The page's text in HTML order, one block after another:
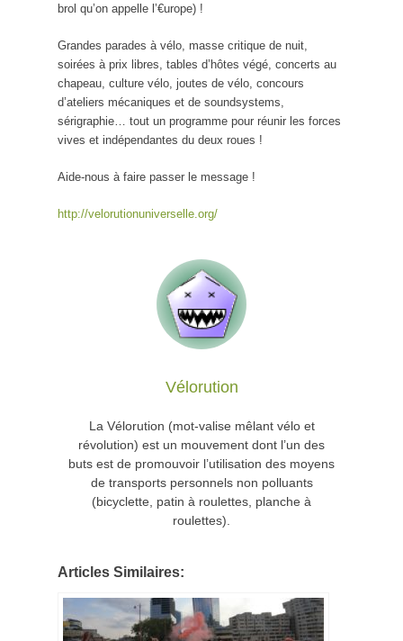
brol qu’on appelle l’€urope) !
Grandes parades à vélo, masse critique de nuit,
soirées à prix libres, tables d’hôtes végé, concerts au
chapeau, culture vélo, joutes de vélo, concours
d’ateliers mécaniques et de soundsystems,
sérigraphie… tout un programme pour réunir les forces
vives et indépendantes du deux roues !
Aide-nous à faire passer le message !
http://velorutionuniverselle.org/
Vélorution
La Vélorution (mot-valise mêlant vélo et
révolution) est un mouvement dont l’un des
buts est de promouvoir l’utilisation des moyens
de transports personnels non polluants
(bicyclette, patin à roulettes, planche à
roulettes).
Articles Similaires: